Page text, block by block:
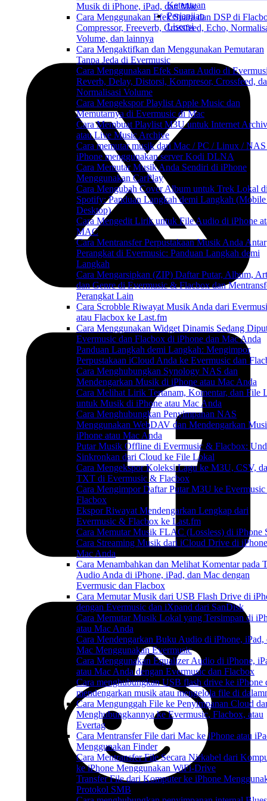
Musik di iPhone, iPad, dan Mac
Cara Menggunakan Efek Suara dan DSP di
Compressor, Freeverb, Crossfeed, Echo,
Volume, dan lainnya
Cara Mengaktifkan dan Menggunakan Pemutaran
Tanpa Jeda di Evermusic
Cara Menggunakan Efek Suara Audio di
Reverb, Delay, Distorsi, Kompresor, Crossfeed,
Normalisasi Volume
Cara Mengekspor Playlist Apple Music dan
Memutarnya di Evermusic di Mac
Cara Membuat Playlist M3U untuk Internet
atau Live Music Archive
Cara memutar musik dari Mac / PC / Linux /
iPhone menggunakan server Kodi DLNA
Cara Memutar Musik Anda Sendiri di iPhone
Menggunakan CarPlay
Cara Mengubah Cover Album untuk Trek Lokal
Spotify: Panduan Langkah demi Langkah
Desktop)
Cara Mengedit Lirik untuk File Audio di iPhone
MAC
Cara Mentransfer Perpustakaan Musik Anda Antar
Perangkat di Evermusic: Panduan Langkah demi
Langkah
Cara Mengarsipkan (ZIP) Daftar Putar, Album,
dan Genre di Evermusic & Flacbox dan
Perangkat Lain
Cara Scrobble Riwayat Musik Anda dari
atau Flacbox ke Last.fm
Cara Menggunakan Widget Dinamis Sedang
Evermusic dan Flacbox di iPhone dan Mac Anda
Panduan Langkah demi Langkah: Mengimpor
Perpustakaan iCloud Anda ke Evermusic dan
Cara Menghubungkan Synology NAS dan
Mendengarkan Musik di iPhone atau Mac Anda
Cara Melihat Lirik Tertanam, Komentar, dan File
untuk Musik di iPhone atau Mac Anda
Cara Menghubungkan Penyimpanan NAS
Menggunakan WebDAV dan Mendengarkan
iPhone atau Mac Anda
Putar Musik Offline di Evermusic & Flacbox:
Sinkronkan dari Cloud ke File Lokal
Cara Mengekspor Koleksi Lagu ke M3U, CSV,
TXT di Evermusic & Flacbox
Cara Mengimpor Daftar Putar M3U ke Evermusic
Flacbox
Ekspor Riwayat Mendengarkan Lengkap dari
Evermusic & Flacbox ke Last.fm
Cara Memutar Musik FLAC (Lossless) di iPhone
Cara Streaming Musik dari iCloud Drive di
Mac Anda
Cara Menambahkan dan Melihat Komentar pada
Audio Anda di iPhone, iPad, dan Mac dengan
Evermusic dan Flacbox
Cara Memutar Musik dari USB Flash Drive di
dengan Evermusic dan iXpand dari SanDisk
Cara Memutar Musik Lokal yang Tersimpan di
atau Mac Anda
Cara Mendengarkan Buku Audio di iPhone, iPad,
Mac Menggunakan Evermusic
Cara Menggunakan Equalizer Audio di iPhone,
atau Mac Anda dengan Evermusic dan Flacbox
Cara menghubungkan USB flash drive ke iPhone
mendengarkan musik atau mengelola file di
Cara Mengunggah File ke Penyimpanan Cloud
Menghubungkannya ke Evermusic, Flacbox, atau
Evertag
Cara Mentransfer File dari Mac ke iPhone atau
Menggunakan Finder
Cara Mentransfer File Secara Nirkabel dari
ke iPhone Menggunakan WiFi-Drive
Transfer File dari Komputer ke iPhone
Protokol SMB
Ketentuan
Perjanjian
Lisensi